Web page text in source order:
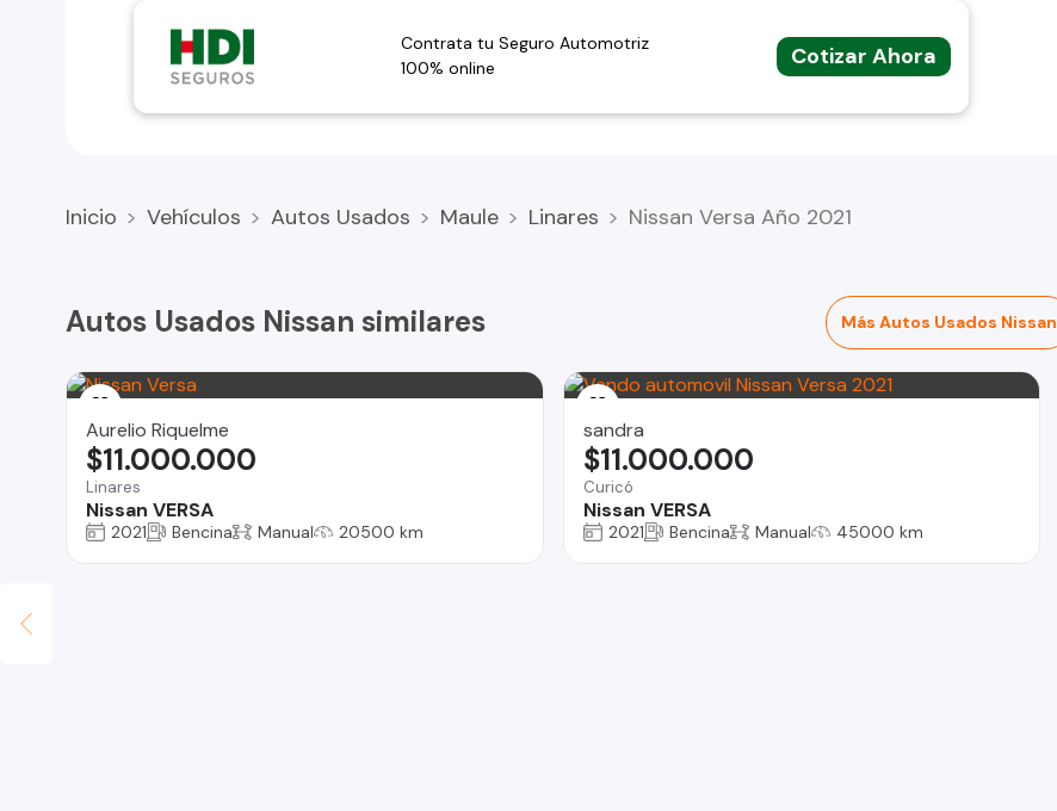
Contrata tu Seguro Automotriz
100% online
Cotizar Ahora
Inicio Vehículos Autos Usados Maule Linares Nissan Versa Año 2021
Autos Usados Nissan similares Más Autos Usados Nissan
Aurelio Riquelme
Linares
Nissan VERSA
$11.000.000
2021 Bencina Manual 20500 km
sandra
Curicó
Nissan VERSA
$11.000.000
2021 Bencina Manual 45000 km